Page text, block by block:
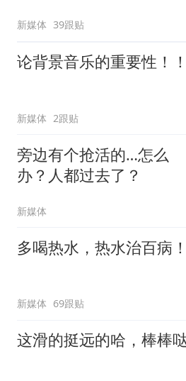
新媒体 39跟贴
论背景音乐的重要性！！
新媒体 2跟贴
旁边有个抢活的…怎么
办？人都过去了？
新媒体
多喝热水，热水治百病！
新媒体 69跟贴
这滑的挺远的哈，棒棒